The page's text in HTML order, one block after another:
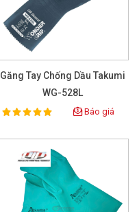
Găng Tay Chống Dầu Takumi
WG-528L
Rating:
100% Báo giá